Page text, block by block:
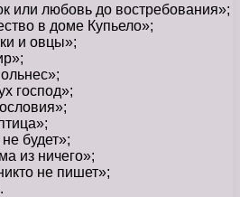
или любовь до востребования»;
в доме Купьело»;
и овцы»;
господ»;
будет»;
из ничего»;
не пишет»;